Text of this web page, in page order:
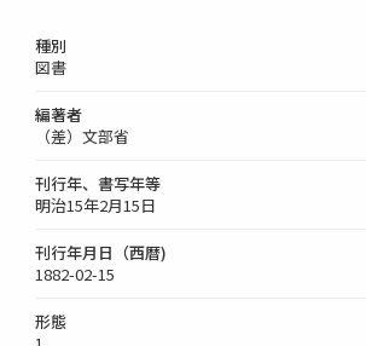
種別
図書
編著者
（差）文部省
刊行年、書写年等
明治15年2月15日
刊行年月日（西暦)
1882-02-15
形態